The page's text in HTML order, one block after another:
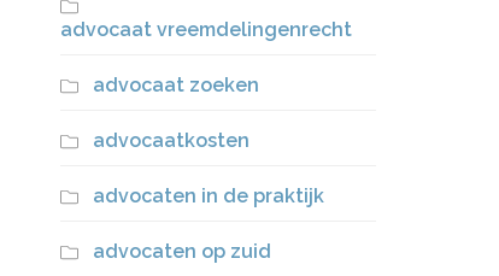
advocaat vreemdelingenrecht
advocaat zoeken
advocaatkosten
advocaten in de praktijk
advocaten op zuid